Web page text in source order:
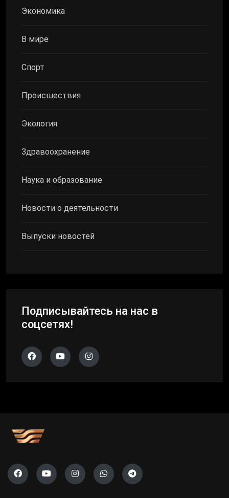
Экономика
В мире
Спорт
Происшествия
Экология
Здравоохранение
Наука и образование
Новости о деятельности
Выпуски новостей
Подписывайтесь на нас в
соцсетях!